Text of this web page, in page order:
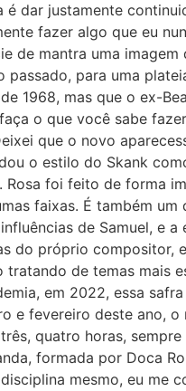
dar justamente
fazer algo que eu
de mantra uma
passado, para uma
1968, mas que o ex-
o que você sabe
que o novo
o estilo do Skank
foi feito de forma
faixas. É também
de Samuel, e
do próprio
de temas mais
em 2022, essa
e fevereiro deste ano,
três, quatro horas,
formada por Doca
mesmo, eu